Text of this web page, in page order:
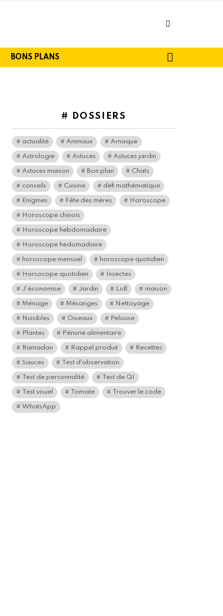
BONS PLANS
# DOSSIERS
actualité Animaux Arnaque
Astrologie Astuces Astuces jardin
Astuces maison Bon plan Chats
conseils Cuisine défi mathématique
Enigmes Fête des mères Horoscope
Horoscope chinois
Horoscope hebdomadaire
Horoscope hedomadaire
horoscope mensuel horoscope quotidien
Horsocope quotidien Insectes
J'économise Jardin Lidl maison
Ménage Mésanges Nettoyage
Nuisibles Oiseaux Pelouse
Plantes Pénurie alimentaire
Ramadan Rappel produit Recettes
Sauces Test d'observation
Test de personnalité Test de QI
Test visuel Tomate Trouver le code
WhatsApp